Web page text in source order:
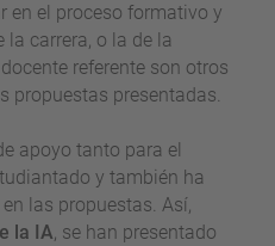
en el proceso formativo y
carrera, o la de la
referente son otros
propuestas presentadas.
apoyo tanto para el
y también ha
las propuestas. Así,
la IA, se han presentado